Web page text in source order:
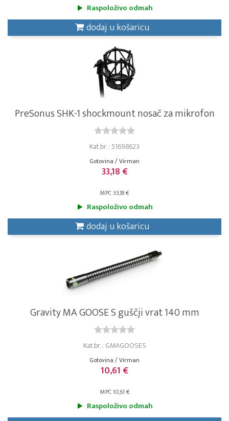
Raspoloživo odmah
dodaj u košaricu
PreSonus SHK-1 shockmount nosač za mikrofon
Kat.br. : 51698623
Gotovina / Virman
33,18 €
MPC 33,18 €
Raspoloživo odmah
dodaj u košaricu
Gravity MA GOOSE S guščji vrat 140 mm
Kat.br. : GMAGOOSES
Gotovina / Virman
10,61 €
MPC 10,61 €
Raspoloživo odmah